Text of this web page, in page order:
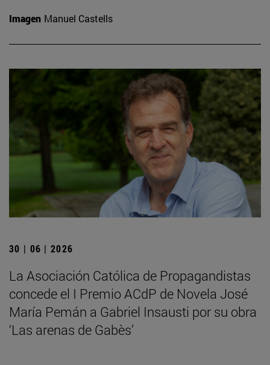
Imagen Manuel Castells
30 | 06 | 2026
La Asociación Católica de Propagandistas
concede el I Premio ACdP de Novela José
María Pemán a Gabriel Insausti por su obra
‘Las arenas de Gabès’